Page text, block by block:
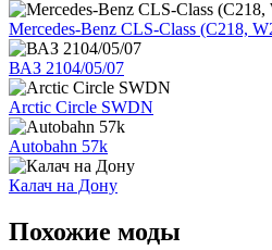
Mercedes-Benz CLS-Class (C218,
ВАЗ 2104/05/07
Arctic Circle SWDN
Autobahn 57k
Калач на Дону
Похожие моды